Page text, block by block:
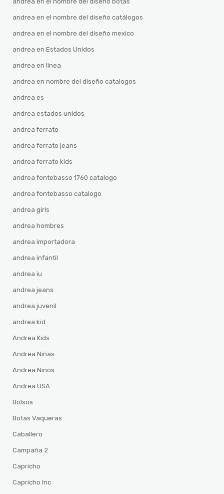
andrea en el nombre del diseño catálogos
andrea en el nombre del diseño mexico
andrea en Estados Unidos
andrea en linea
andrea en nombre del diseño catalogos
andrea es
andrea estados unidos
andrea ferrato
andrea ferrato jeans
andrea ferrato kids
andrea fontebasso 1760 catalogo
andrea fontebasso catalogo
andrea girls
andrea hombres
andrea importadora
andrea infantil
andrea iu
andrea jeans
andrea juvenil
andrea kid
Andrea Kids
Andrea Niñas
Andrea Niños
Andrea USA
Bolsos
Botas Vaqueras
Caballero
Campaña 2
Capricho
Capricho Inc